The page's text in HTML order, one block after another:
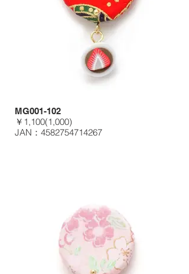
MG001-102
￥1,100(1,000)
JAN：4582754714267